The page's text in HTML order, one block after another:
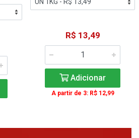
R$ 13,49
Adicionar
A partir de 3: R$ 12,99